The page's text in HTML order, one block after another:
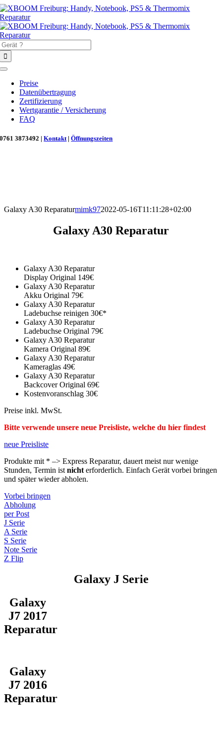
Zum
Inhalt
springen
Toggle
Navigation
Preise
Datenübertragung
Zertifizierung
Wertgarantie / Versicherung
FAQ
0761 3873492 |Kontakt|Öffnungszeiten
Galaxy A30 Reparaturmimk972022-05-16T11:11:28+02:00
Galaxy A30 Reparatur
Galaxy A30 Reparatur
Display Original 149€
Galaxy A30 Reparatur
Akku Original 79€
Galaxy A30 Reparatur
Ladebuchse reinigen 30€*
Galaxy A30 Reparatur
Ladebuchse Original 79€
Galaxy A30 Reparatur
Kamera Original 89€
Galaxy A30 Reparatur
Kameraglas 49€
Galaxy A30 Reparatur
Backcover Original 69€
Kostenvoranschlag 30€
Preise inkl. MwSt.
Bitte verwende unsere neue Preisliste, welche du hier findest
neue Preisliste
Produkte mit * –> Express Reparatur, dauert meist nur wenige
Stunden, Termin ist nicht erforderlich. Einfach Gerät vorbei bringen
und später wieder abholen.
Vorbei bringen
Abholung
per Post
J Serie
A Serie
S Serie
Note Serie
Z Flip
Galaxy J Serie
Galaxy
J7 2017
Reparatur
Galaxy
J7 2016
Reparatur